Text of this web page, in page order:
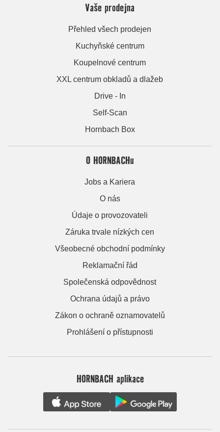
Vaše prodejna
Přehled všech prodejen
Kuchyňské centrum
Koupelnové centrum
XXL centrum obkladů a dlažeb
Drive - In
Self-Scan
Hornbach Box
O HORNBACHu
Jobs a Kariera
O nás
Údaje o provozovateli
Záruka trvale nízkých cen
Všeobecné obchodní podmínky
Reklamační řád
Společenská odpovědnost
Ochrana údajů a právo
Zákon o ochraně oznamovatelů
Prohlášení o přístupnosti
HORNBACH aplikace